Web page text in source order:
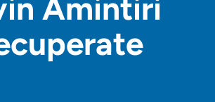
Amintiri